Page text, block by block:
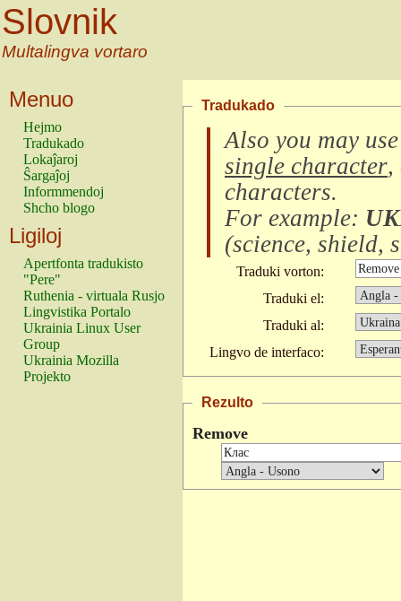
Slovnik
Multalingva vortaro
Menuo
Hejmo
Tradukado
Lokaĵaroj
Ŝargaĵoj
Informmendoj
Shcho blogo
Ligiloj
Apertfonta tradukisto
"Pere"
Ruthenia - virtuala Rusjo
Lingvistika Portalo
Ukrainia Linux User
Group
Ukrainia Mozilla
Projekto
Tradukado
Also you may
single character,
characters.
For example:
(science, shield,
Traduki vorton:
Traduki el:
Traduki al:
Lingvo de interfaco:
Rezulto
Remove